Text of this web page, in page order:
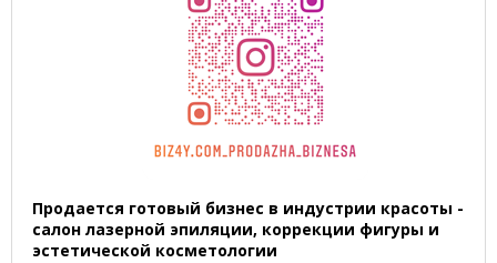
Продается готовый бизнес в индустрии красоты -
салон лазерной эпиляции, коррекции фигуры и
эстетической косметологии